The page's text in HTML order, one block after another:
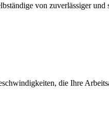
von zuverlässiger und
die Ihre